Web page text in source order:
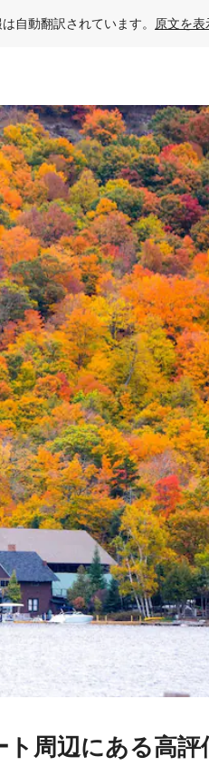
自動翻訳されています。 原文を表
またはスワイプして検索結果を
周⁠辺⁠に⁠あ⁠る高⁠